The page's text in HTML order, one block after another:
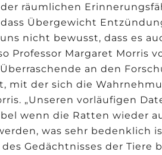
räumlichen
dass Übergewicht
nicht bewusst, dass es
Professor Margaret Morris
Überraschende an den
mit der sich die
„Unseren vorläufigen
wenn die Ratten wieder
was sehr bedenklich
des Gedächtnisses der